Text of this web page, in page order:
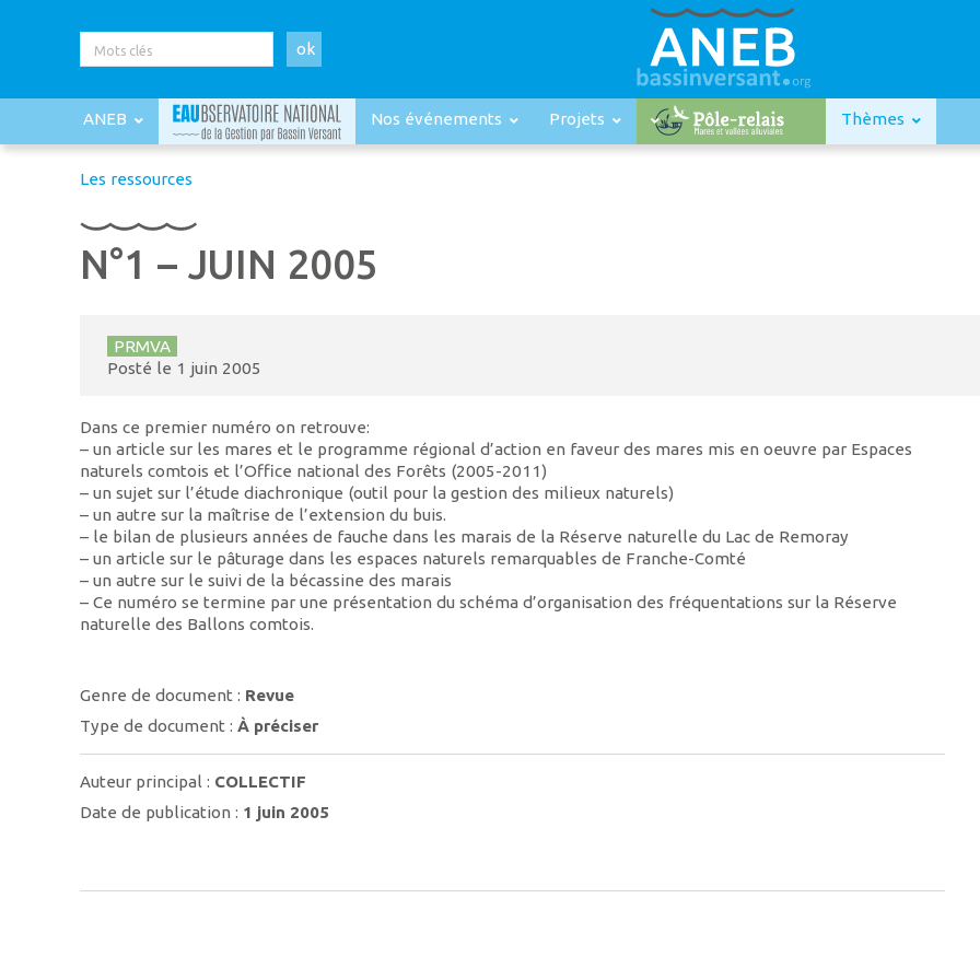
ok
ANEB Nos événements Projets Thèmes
Les ressources
N°1 – JUIN 2005
PRMVA
Posté le 1 juin 2005
Dans ce premier numéro on retrouve:
– un article sur les mares et le programme régional d’action en faveur des mares mis en oeuvre par Espaces
naturels comtois et l’Office national des Forêts (2005-2011)
– un sujet sur l’étude diachronique (outil pour la gestion des milieux naturels)
– un autre sur la maîtrise de l’extension du buis.
– le bilan de plusieurs années de fauche dans les marais de la Réserve naturelle du Lac de Remoray
– un article sur le pâturage dans les espaces naturels remarquables de Franche-Comté
– un autre sur le suivi de la bécassine des marais
– Ce numéro se termine par une présentation du schéma d’organisation des fréquentations sur la Réserve
naturelle des Ballons comtois.
Genre de document : Revue
Type de document :À préciser
Auteur principal : COLLECTIF
Date de publication : 1 juin 2005